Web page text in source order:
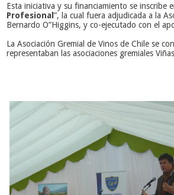
Esta iniciativa y su financiamiento se inscribe
Profesional ”, la cual fuera adjudicada a la
Bernardo O”Higgins, y co-ejecutado con el
La Asociación Gremial de Vinos de Chile se
representaban las asociaciones gremiales